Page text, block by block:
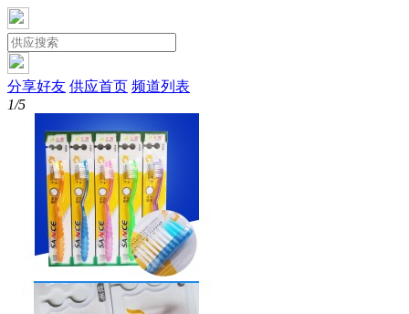
分享好友 供应首页 频道列表
1/5